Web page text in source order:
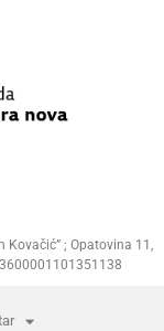
; Opatovina 11,